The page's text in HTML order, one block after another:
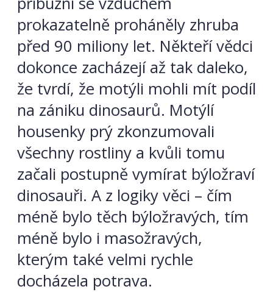
prokazatelně proháněly zhruba
před 90 miliony let. Někteří vědci
dokonce zacházejí až tak daleko,
že tvrdí, že motýli mohli mít podíl
na zániku dinosaurů. Motýlí
housenky prý zkonzumovali
všechny rostliny a kvůli tomu
začali postupně vymírat býložraví
dinosauři. A z logiky věci – čím
méně bylo těch býložravých, tím
méně bylo i masožravých,
kterým také velmi rychle
docházela potrava.